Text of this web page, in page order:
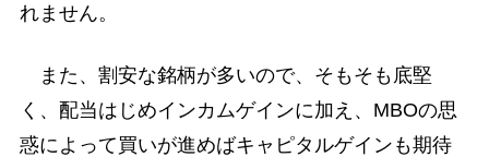
れません。
また、割安な銘柄が多いので、そもそも底堅
く、配当はじめインカムゲインに加え、MBOの思
惑によって買いが進めばキャピタルゲインも期待